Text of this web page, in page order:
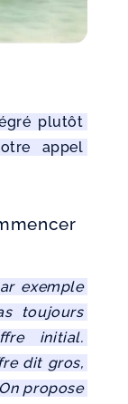
plutôt
appel
exemple
toujours
initial.
dit gros,
propose